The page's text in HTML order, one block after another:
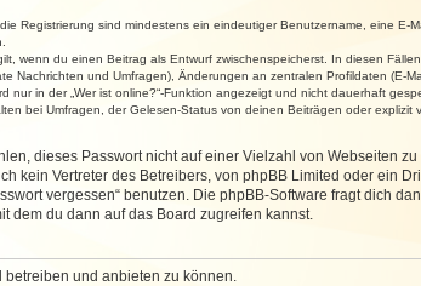
Registrierung sind mindestens ein eindeutiger Benutzername, eine E-
wenn du einen Beitrag als Entwurf zwischenspeicherst. In diesen
und Umfragen), Änderungen an zentralen Profildaten (E-
nur in der „Wer ist online?“-Funktion angezeigt und nicht dauerhaft
bei Umfragen, der Gelesen-Status von deinen Beiträgen oder explizit
dieses Passwort nicht auf einer Vielzahl von Webseiten
kein Vertreter des Betreibers, von phpBB Limited oder ein
vergessen“ benutzen. Die phpBB-Software fragt dich
dem du dann auf das Board zugreifen kannst.
und anbieten zu können.